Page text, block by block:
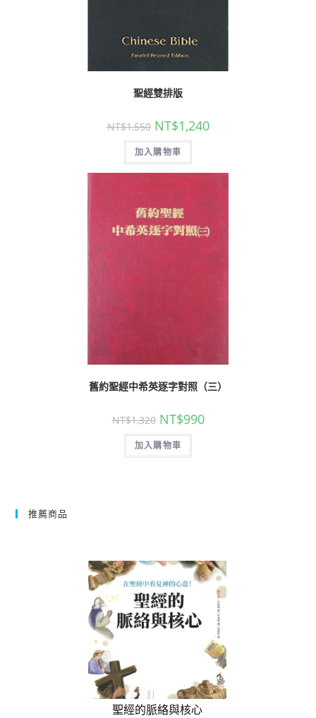
聖經雙排版
NT$1,550 NT$1,240
加入購物車
舊約聖經中希英逐字對照（三）
NT$1,320 NT$990
加入購物車
推薦商品
聖經的脈絡與核心